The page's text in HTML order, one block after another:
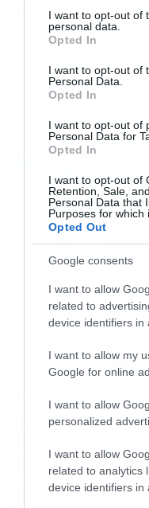
not limited to your visit
grant or deny consent
use your data for below
consent section.
I want to opt-out of
personal data.
Opted In
I want to opt-out of
Personal Data.
Opted In
I want to opt-out of
Personal Data for
Opted In
I want to opt-out of
Retention, Sale,
Personal Data that
Purposes for which
Opted Out
Google consents
I want to allow
related to
device identifiers in
I want to allow my
Google for online
I want to allow
personalized
I want to allow
related to analytics
device identifiers in
όλοι θυμόμαστε
γρήγορα ότι δεν
γεγονότα
όσα έγιναν στην
Δημιουργός και
Whedon που έχει
Marvel μετά την
στους Avengers.
Δείτε το trailer:
[iframe]<iframe
src=”http://
evQZiQo”
</iframe>[/iframe]
AGENTS OF
MOVIES AND TV
The X-Files: I
Επιστρέφει
υπόσχεται